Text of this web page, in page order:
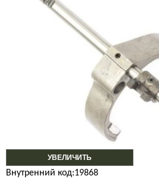
УВЕЛИЧИТЬ
Внутренний код:19868